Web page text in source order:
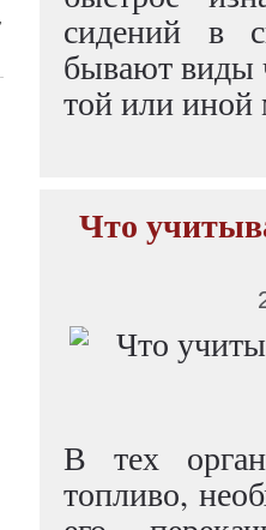
сидений в
бывают виды
той или
Что
В тех
топливо,